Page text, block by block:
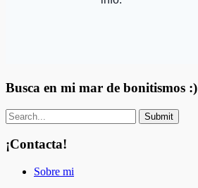
Busca en mi mar de bonitismos :)
¡Contacta!
Sobre mi